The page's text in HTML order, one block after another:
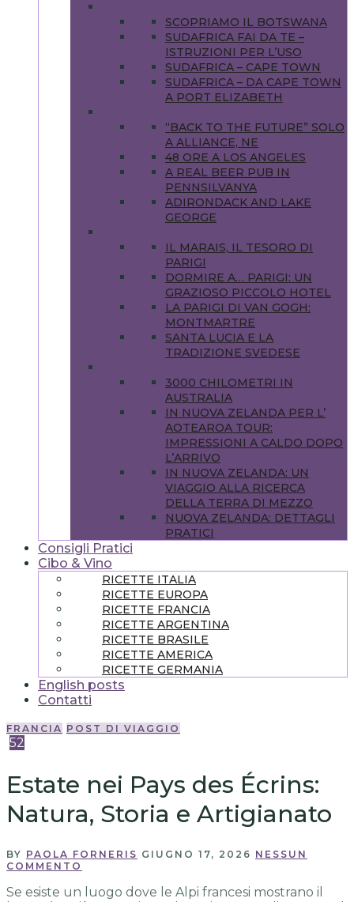
SCOPRIAMO IL BOTSWANA
SUDAFRICA FAI DA TE –
ISTRUZIONI PER L’USO
SUDAFRICA – CAPE TOWN
SUDAFRICA – DA CAPE TOWN
A PORT ELIZABETH
“BACK TO THE FUTURE” SOLO
A ALLIANCE, NE
48 ORE A LOS ANGELES
A REAL BEER PUB IN
PENNSILVANYA
ADIRONDACK AND LAKE
GEORGE
IL MARAIS, IL TESORO DI
PARIGI
DORMIRE A… PARIGI: UN
GRAZIOSO PICCOLO HOTEL
LA PARIGI DI VAN GOGH:
MONTMARTRE
SANTA LUCIA E LA
TRADIZIONE SVEDESE
3000 CHILOMETRI IN
AUSTRALIA
IN NUOVA ZELANDA PER L’
AOTEAROA TOUR:
IMPRESSIONI A CALDO DOPO
L’ARRIVO
IN NUOVA ZELANDA: UN
VIAGGIO ALLA RICERCA
DELLA TERRA DI MEZZO
NUOVA ZELANDA: DETTAGLI
PRATICI
Consigli Pratici
Cibo & Vino
RICETTE ITALIA
RICETTE EUROPA
RICETTE FRANCIA
RICETTE ARGENTINA
RICETTE BRASILE
RICETTE AMERICA
RICETTE GERMANIA
English posts
Contatti
FRANCIA POST DI VIAGGIO
52
Estate nei Pays des Écrins:
Natura, Storia e Artigianato
BY PAOLA FORNERIS GIUGNO 17, 2026 NESSUN
COMMENTO
Se esiste un luogo dove le Alpi francesi mostrano il